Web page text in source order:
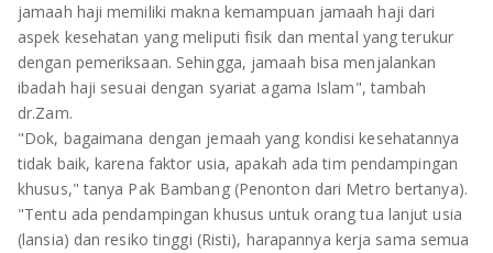
TULANG BAWANG BARAT
MESUJI
WAY KANAN
PRINGSEWU
jamaah haji memiliki makna kemampuan jamaah haji dari
aspek kesehatan yang meliputi fisik dan mental yang terukur
dengan pemeriksaan. Sehingga, jamaah bisa menjalankan
ibadah haji sesuai dengan syariat agama Islam", tambah
dr.Zam.
"Dok, bagaimana dengan jemaah yang kondisi kesehatannya
tidak baik, karena faktor usia, apakah ada tim pendampingan
khusus," tanya Pak Bambang (Penonton dari Metro bertanya).
"Tentu ada pendampingan khusus untuk orang tua lanjut usia
(lansia) dan resiko tinggi (Risti), harapannya kerja sama semua